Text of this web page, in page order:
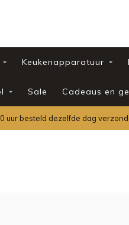
Keukenapparatuur
Sale Cadeaus en
uur besteld dezelfde dag